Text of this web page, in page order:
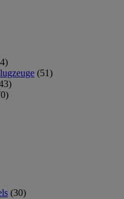
(51)
(30)